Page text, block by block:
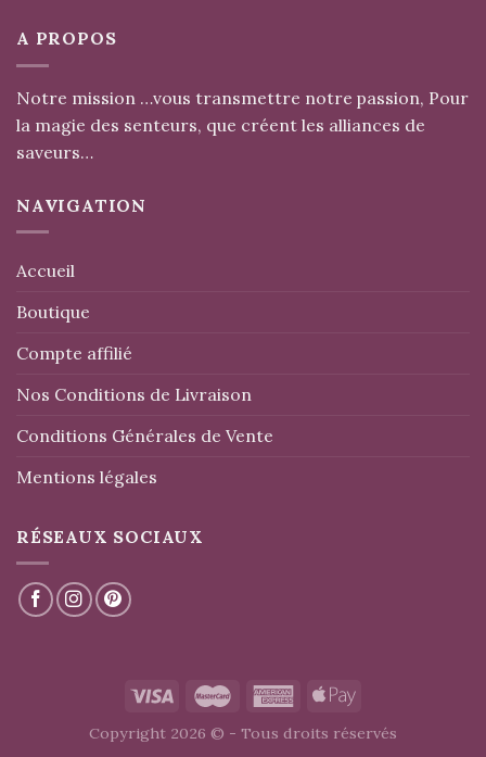
A PROPOS
Notre mission …vous transmettre notre passion, Pour
la magie des senteurs, que créent les alliances de
saveurs…
NAVIGATION
Accueil
Boutique
Compte affilié
Nos Conditions de Livraison
Conditions Générales de Vente
Mentions légales
RÉSEAUX SOCIAUX
Copyright 2026 © - Tous droits réservés